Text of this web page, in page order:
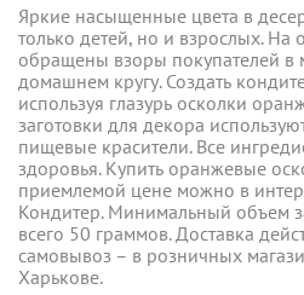
Яркие насыщенные цвета в
только детей, но и взрослых.
обращены взоры покупателей в
домашнем кругу. Создать
используя глазурь осколки
заготовки для декора
пищевые красители. Все
здоровья. Купить оранжевые
приемлемой цене можно в
Кондитер. Минимальный объем
всего 50 граммов. Доставка
самовывоз – в розничных
Харькове.